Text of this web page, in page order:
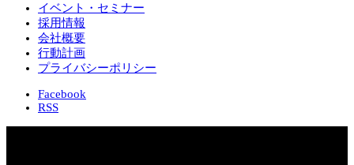
イベント・セミナー
採用情報
会社概要
行動計画
プライバシーポリシー
Facebook
RSS